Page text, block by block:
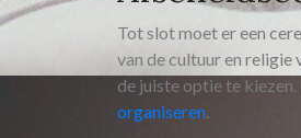
Tot slot moet er een
van de cultuur en religie
de juiste optie te
organiseren.